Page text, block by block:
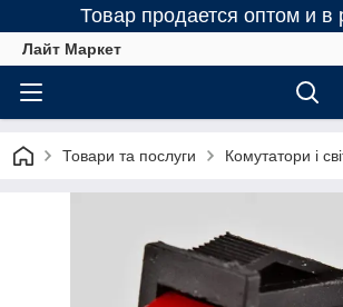
Товар продается оптом и в
Лайт Маркет
Товари та послуги Комутатори і